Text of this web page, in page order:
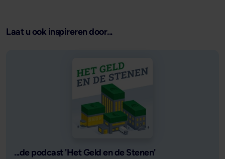
Laat u ook inspireren door...
...de podcast 'Het Geld en de Stenen'